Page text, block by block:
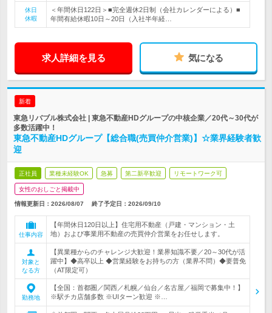
休日
休暇
＜年間休日122日＞■完全週休2日制（会社カレンダーによる）■
年間有給休暇10日～20日（入社半年経…
求人詳細を見る 気になる
新着
東急リバブル株式会社 | 東急不動産HDグループの中核企業／20代～30代が
多数活躍中！
東急不動産HDグループ【総合職(売買仲介営業)】☆業界経験者歓
迎
正社員 業種未経験OK 急募 第二新卒歓迎 リモートワーク可
女性のおしごと掲載中
情報更新日：2026/08/07 終了予定日： 2026/09/10
仕事内容
【年間休日120日以上】住宅用不動産（戸建・マンション・土
地）および事業用不動産の売買仲介営業をお任せします。
対象と
なる方
【異業種からのチャレンジ大歓迎！業界知識不要／20～30代が活
躍中】◆高卒以上 ◆営業経験をお持ちの方（業界不問）◆要普免
（AT限定可）
勤務地
【全国：首都圏／関西／札幌／仙台／名古屋／福岡で募集中！】
※駅チカ店舗多数 ※UIターン歓迎 ※…